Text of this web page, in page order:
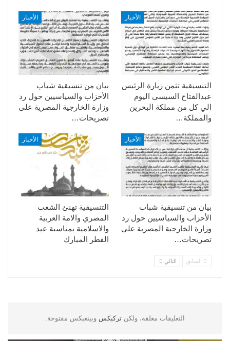
الأخبار
بيان من تنسيقية شباب
الأحزاب والسياسيين حول رد
وزارة الخارجية المصرية على
تصريحات…
الأخبار
التنسيقية تثمن زيارة الرئيس
عبدالفتاح السيسى اليوم
الي كل من مملكة البحرين
والمملكة…
الأخبار
التنسيقية تهنئ الشعب
المصري والامة العربية
والاسلامية بمناسبة عيد
الفطر المبارك
الأخبار
بيان من تنسيقية شباب
الأحزاب والسياسيين حول رد
وزارة الخارجية المصرية على
تصريحات…
السابق التالي
التعليقات مغلقة، ولكن تركبكس وبينغبكس مفتوحة.